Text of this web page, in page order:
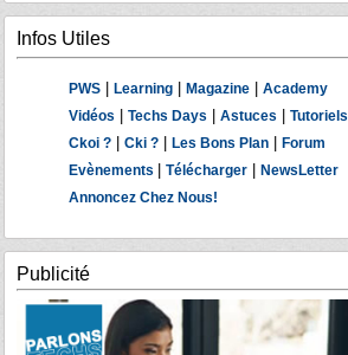
Infos Utiles
PWS Learning Magazine
Academy
Vidéos
Techs Days Astuces
Tutoriels
Ckoi ?
Cki ? Les Bons Plan
Forum
Evènements
Télécharger
NewsLetter
Annoncez Chez Nous!
Publicité